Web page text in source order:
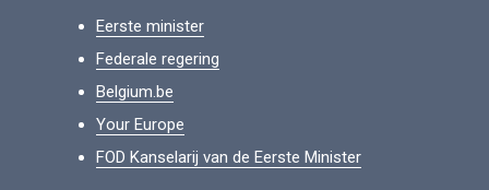
Eerste minister
Federale regering
Belgium.be
Your Europe
FOD Kanselarij van de Eerste Minister